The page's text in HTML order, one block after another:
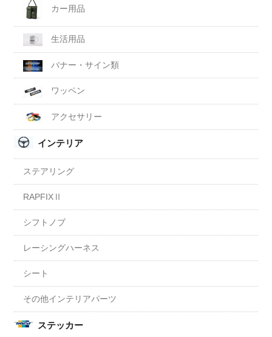
カー用品
生活用品
バナー・サイン類
ワッペン
アクセサリー
インテリア
ステアリング
RAPFIXⅡ
シフトノブ
レーシングハーネス
シート
その他インテリアパーツ
ステッカー